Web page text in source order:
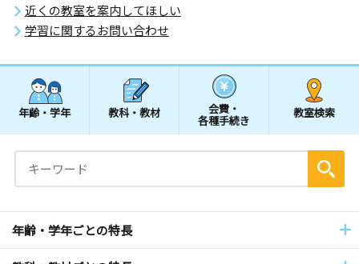
近くの教室を案内してほしい
学習に関するお問い合わせ
年齢・学年 教科・教材 会費・
各種手続き
教室検索
年齢・学年ごとの特長